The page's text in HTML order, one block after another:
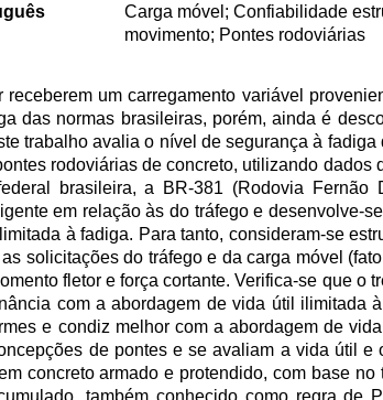
Carga móvel; Confiabilidade
movimento; Pontes rodoviárias
receberem um carregamento variável
das normas brasileiras, porém, ainda é
trabalho avalia o nível de segurança à
rodoviárias de concreto, utilizando
brasileira, a BR-381 (Rodovia
em relação às do tráfego e desenvolve-
à fadiga. Para tanto, consideram-se
solicitações do tráfego e da carga móvel
fletor e força cortante. Verifica-se que o
com a abordagem de vida útil ilimitada
e condiz melhor com a abordagem de
de pontes e se avaliam a vida útil
concreto armado e protendido, com base
também conhecido como regra de